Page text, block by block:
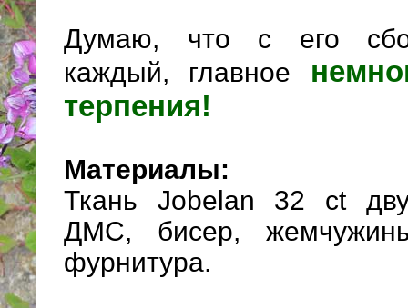
Думаю, что с его
каждый, главное
терпения!
Материалы:
Ткань Jobelan 32 ct
ДМС, бисер,
фурнитура.